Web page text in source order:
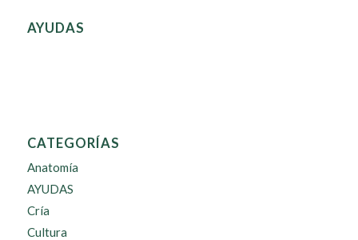
AYUDAS
CATEGORÍAS
Anatomía
AYUDAS
Cría
Cultura